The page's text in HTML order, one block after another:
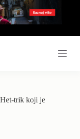
trik koji je